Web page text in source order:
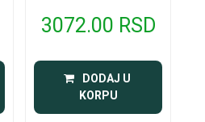
3072.00 RSD
DODAJ U
KORPU